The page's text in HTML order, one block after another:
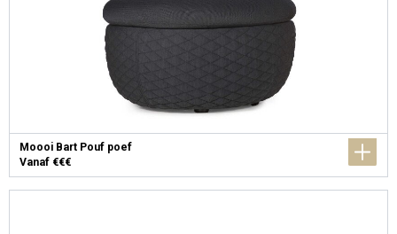
Moooi Bart Pouf poef
Vanaf €€€